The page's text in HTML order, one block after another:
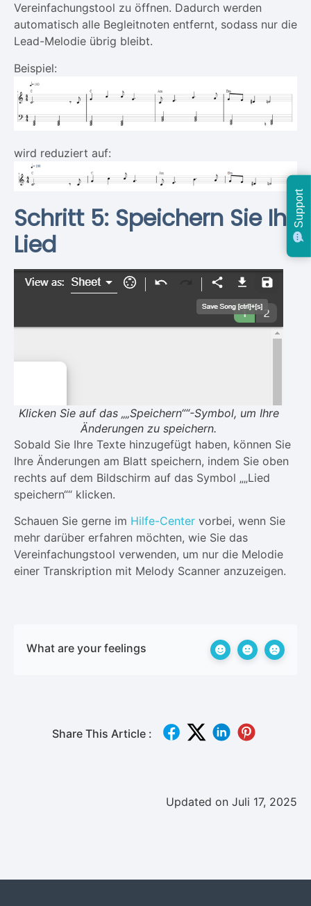
Vereinfachungstool zu öffnen. Dadurch werden
automatisch alle Begleitnoten entfernt, sodass nur die
Lead-Melodie übrig bleibt.
Beispiel:
wird reduziert auf:
Schritt 5: Speichern Sie Ihr
Lied
Klicken Sie auf das „„Speichern““-Symbol, um Ihre
Änderungen zu speichern.
Sobald Sie Ihre Texte hinzugefügt haben, können Sie
Ihre Änderungen am Blatt speichern, indem Sie oben
rechts auf dem Bildschirm auf das Symbol „„Lied
speichern““ klicken.
Schauen Sie gerne im Hilfe-Center vorbei, wenn Sie
mehr darüber erfahren möchten, wie Sie das
Vereinfachungstool verwenden, um nur die Melodie
einer Transkription mit Melody Scanner anzuzeigen.
What are your feelings
Share This Article :
Updated on Juli 17, 2025
Support